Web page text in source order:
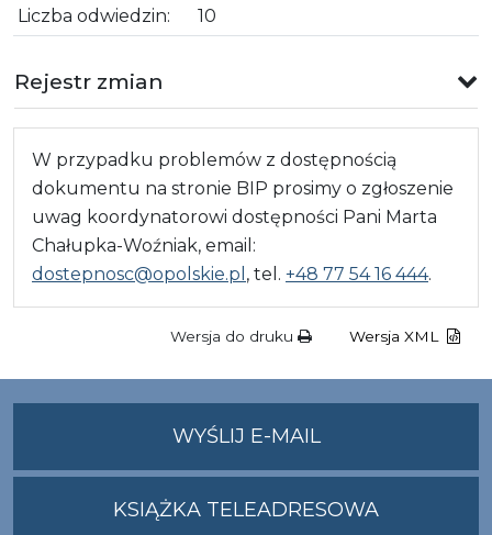
Liczba odwiedzin: 10
Rejestr zmian
W przypadku problemów z dostępnością
dokumentu na stronie BIP prosimy o zgłoszenie
uwag koordynatorowi dostępności Pani Marta
Chałupka-Woźniak, email:
dostepnosc@opolskie.pl , tel. +48 77 54 16 444.
Wersja do druku Wersja XML
WYŚLIJ E-MAILNA
ADRES
KSIĄŻKA TELEADRESOWA